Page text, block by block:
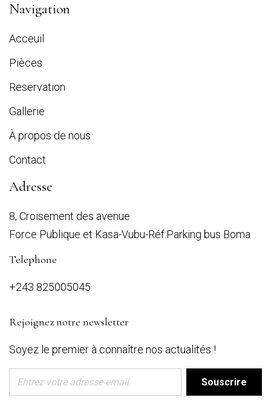
Navigation
Acceuil
Pièces
Reservation
Gallerie
À propos de nous
Contact
Adresse
8, Croisement des avenue
Force Publique et Kasa-Vubu-Réf:Parking bus Boma
Telephone
+243 825005045
Rejoignez notre newsletter
Soyez le premier à connaître nos actualités !